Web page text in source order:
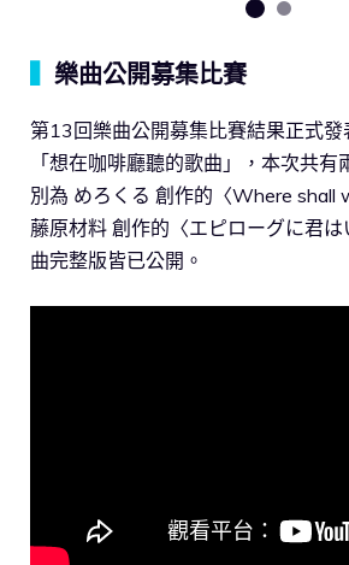
樂曲公開募集比賽
第13回樂曲公開募集比賽結果正式發
「想在咖啡廳聽的歌曲」，本次共
別為 めろくる 創作的〈Where shall
藤原材料 創作的〈エピローグに君
曲完整版皆已公開。